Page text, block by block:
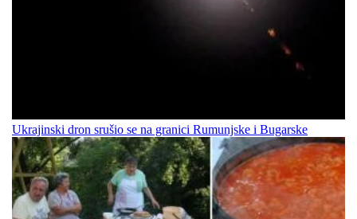
Ukrajinski dron srušio se na granici Rumunjske i Bugarske